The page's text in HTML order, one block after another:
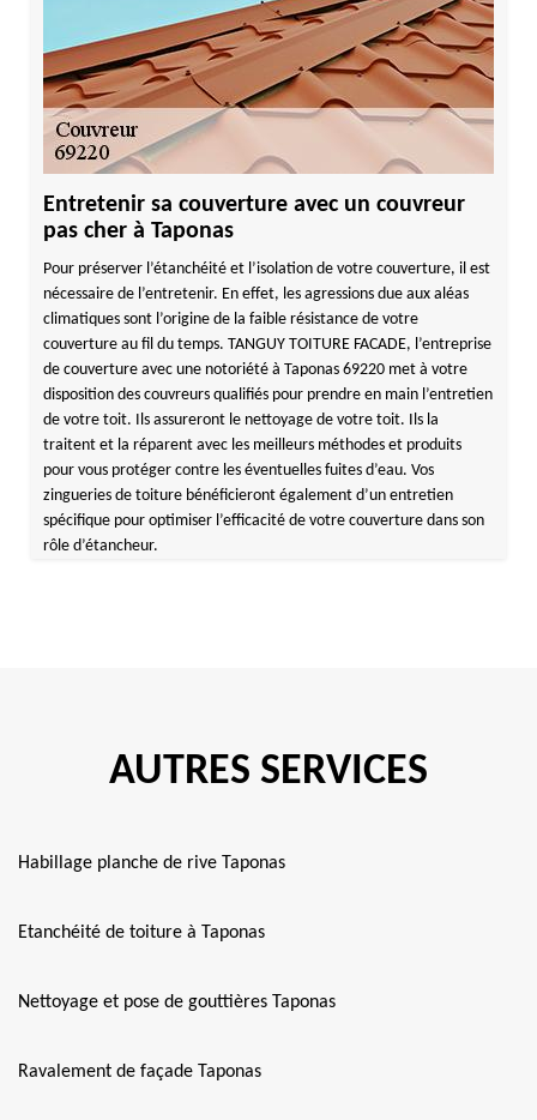
Entretenir sa couverture avec un couvreur
pas cher à Taponas
Pour préserver l’étanchéité et l’isolation de votre couverture, il est
nécessaire de l’entretenir. En effet, les agressions due aux aléas
climatiques sont l’origine de la faible résistance de votre
couverture au fil du temps. TANGUY TOITURE FACADE, l’entreprise
de couverture avec une notoriété à Taponas 69220 met à votre
disposition des couvreurs qualifiés pour prendre en main l’entretien
de votre toit. Ils assureront le nettoyage de votre toit. Ils la
traitent et la réparent avec les meilleurs méthodes et produits
pour vous protéger contre les éventuelles fuites d’eau. Vos
zingueries de toiture bénéficieront également d’un entretien
spécifique pour optimiser l’efficacité de votre couverture dans son
rôle d’étancheur.
AUTRES SERVICES
Habillage planche de rive Taponas
Etanchéité de toiture à Taponas
Nettoyage et pose de gouttières Taponas
Ravalement de façade Taponas